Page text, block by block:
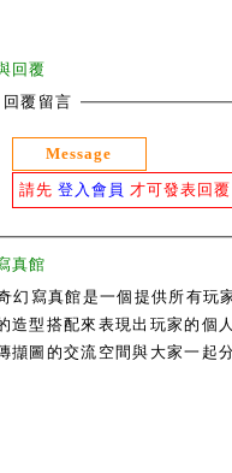
回覆
回覆留言
Message
請先 登入會員 才可發表回
真館
幻寫真館是一個提供所有玩
造型搭配來表現出玩家的個
擷圖的交流空間與大家一起